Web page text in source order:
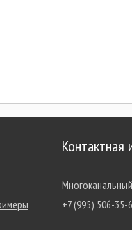
Контактная
+7 (995) 506-35-